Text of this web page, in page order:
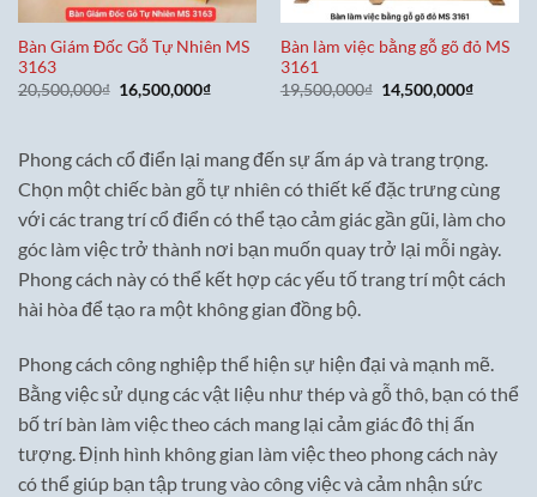
Bàn Giám Đốc Gỗ Tự Nhiên MS
3163
20,500,000₫ Giá
gốc
16,500,000₫Giá
16,500,000₫.
Bàn làm việc bằng gỗ gõ đỏ MS
3161
19,500,000₫ Giá
gốc
14,500,000₫Giá
Phong cách cổ điển lại mang đến sự ấm áp và trang trọng.
Chọn một chiếc bàn gỗ tự nhiên có thiết kế đặc trưng cùng
với các trang trí cổ điển có thể tạo cảm giác gần gũi, làm cho
góc làm việc trở thành nơi bạn muốn quay trở lại mỗi ngày.
Phong cách này có thể kết hợp các yếu tố trang trí một cách
hài hòa để tạo ra một không gian đồng bộ.
Phong cách công nghiệp thể hiện sự hiện đại và mạnh mẽ.
Bằng việc sử dụng các vật liệu như thép và gỗ thô, bạn có thể
bố trí bàn làm việc theo cách mang lại cảm giác đô thị ấn
tượng. Định hình không gian làm việc theo phong cách này
có thể giúp bạn tập trung vào công việc và cảm nhận sức